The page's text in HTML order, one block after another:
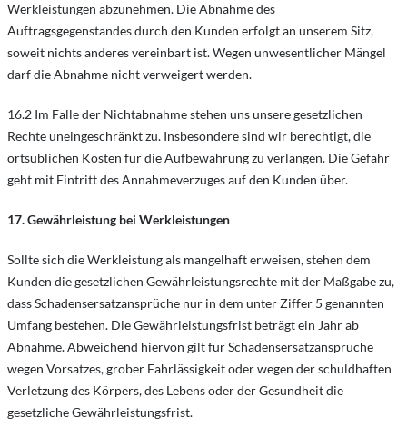
Werkleistungen abzunehmen. Die Abnahme des
Auftragsgegenstandes durch den Kunden erfolgt an unserem Sitz,
soweit nichts anderes vereinbart ist. Wegen unwesentlicher Mängel
darf die Abnahme nicht verweigert werden.
16.2 Im Falle der Nichtabnahme stehen uns unsere gesetzlichen
Rechte uneingeschränkt zu. Insbesondere sind wir berechtigt, die
ortsüblichen Kosten für die Aufbewahrung zu verlangen. Die Gefahr
geht mit Eintritt des Annahmeverzuges auf den Kunden über.
17. Gewährleistung bei Werkleistungen
Sollte sich die Werkleistung als mangelhaft erweisen, stehen dem
Kunden die gesetzlichen Gewährleistungsrechte mit der Maßgabe zu,
dass Schadensersatzansprüche nur in dem unter Ziffer 5 genannten
Umfang bestehen. Die Gewährleistungsfrist beträgt ein Jahr ab
Abnahme. Abweichend hiervon gilt für Schadensersatzansprüche
wegen Vorsatzes, grober Fahrlässigkeit oder wegen der schuldhaften
Verletzung des Körpers, des Lebens oder der Gesundheit die
gesetzliche Gewährleistungsfrist.